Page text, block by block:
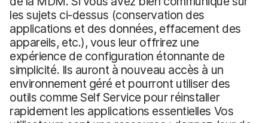
les sujets ci-dessus (conservation des
applications et des données, effacement des
appareils, etc.), vous leur offrirez une
expérience de configuration étonnante de
simplicité. Ils auront à nouveau accès à un
environnement géré et pourront utiliser des
outils comme Self Service pour réinstaller
rapidement les applications essentielles Vos